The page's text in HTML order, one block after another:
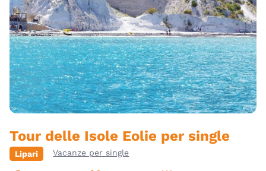
Tour delle Isole Eolie per single
Lipari Vacanze per single